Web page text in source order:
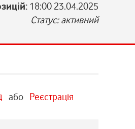
18:00 23.04.2025
Статус: активний
або Реєстрація